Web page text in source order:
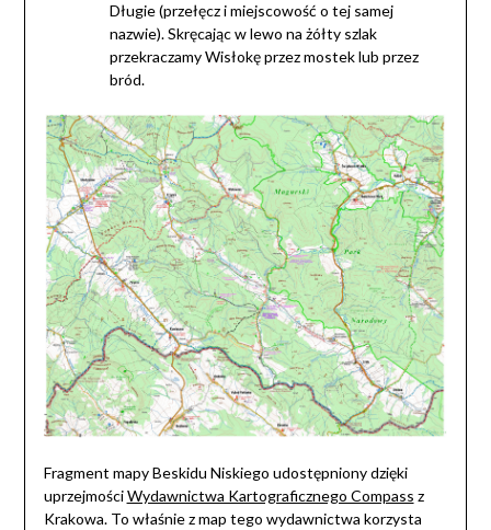
Długie (przełęcz i miejscowość o tej samej
nazwie). Skręcając w lewo na żółty szlak
przekraczamy Wisłokę przez mostek lub przez
bród.
Fragment mapy Beskidu Niskiego udostępniony dzięki
uprzejmościWydawnictwa Kartograficznego Compass z
Krakowa. To właśnie z map tego wydawnictwa korzysta